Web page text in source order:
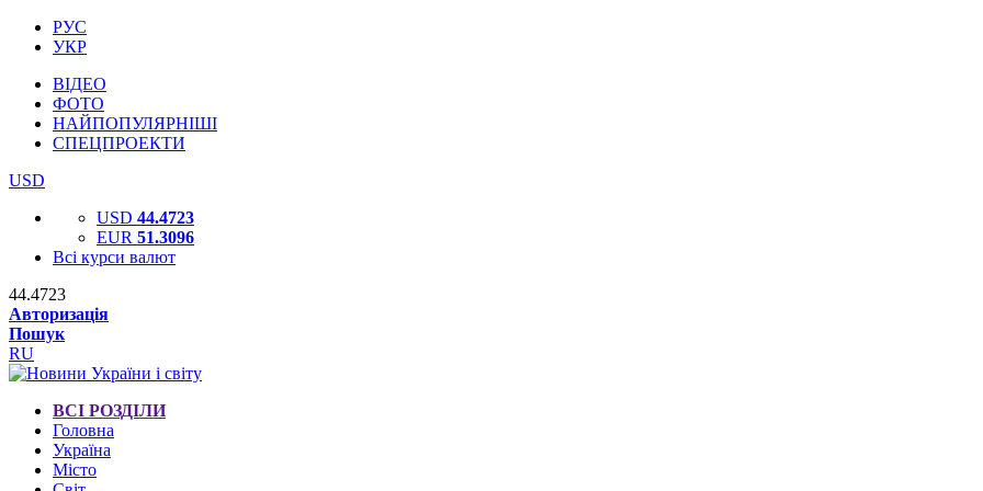
РУС
УКР
ВІДЕО
ФОТО
НАЙПОПУЛЯРНІШІ
СПЕЦПРОЕКТИ
USD
USD 44.4723
EUR 51.3096
Всі курси валют
44.4723
Авторизація
Пошук
RU
ВСІ РОЗДІЛИ
Головна
Україна
Місто